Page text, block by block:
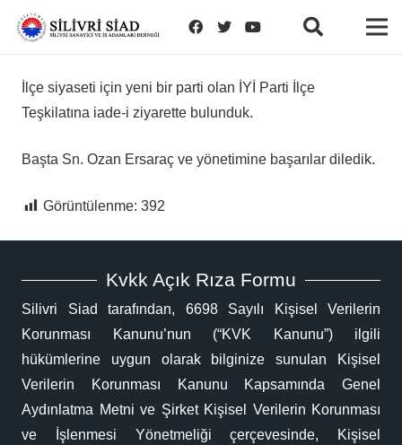
İlçe siyaseti için yeni bir parti olan İYİ Parti İlçe
Teşkilatına iade-i ziyarette bulunduk.
Başta Sn. Ozan Ersaraç ve yönetimine başarılar diledik.
Görüntülenme: 392
Kvkk Açık Rıza Formu
Silivri Siad tarafından, 6698 Sayılı Kişisel Verilerin
Korunması Kanunu’nun (“KVK Kanunu”) ilgili
hükümlerine uygun olarak bilginize sunulan Kişisel
Verilerin Korunması Kanunu Kapsamında Genel
Aydınlatma Metni ve Şirket Kişisel Verilerin Korunması
ve İşlenmesi Yönetmeliği çerçevesinde, Kişisel